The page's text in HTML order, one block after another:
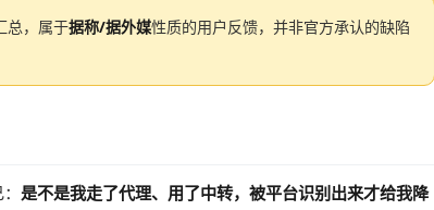
总，属于据称/据外媒性质的用户反馈，并非官方承认的缺陷
是不是我走了代理、用了中转，被平台识别出来才给我降